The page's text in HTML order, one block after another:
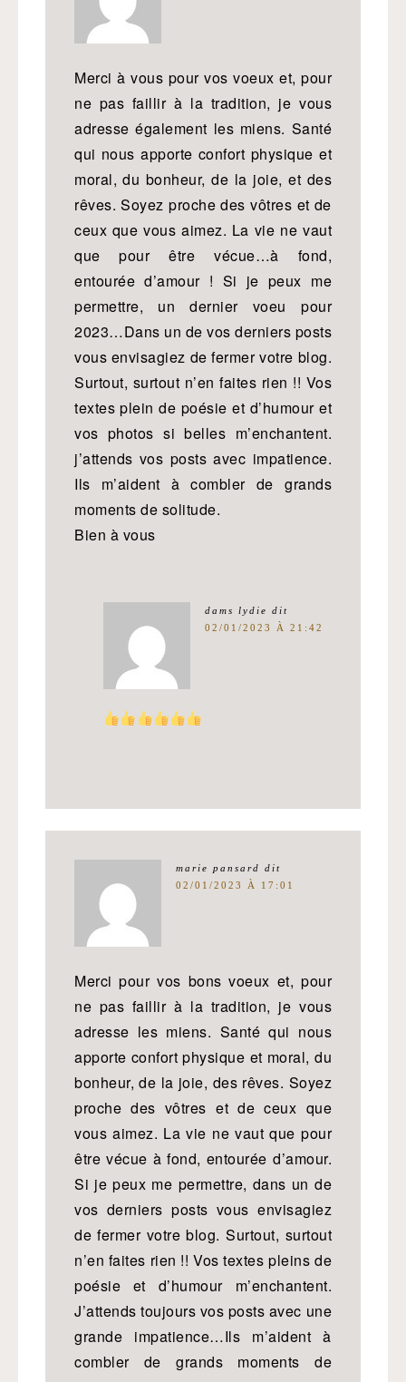
Merci à vous pour vos voeux et, pour
ne pas faillir à la tradition, je vous
adresse également les miens. Santé
qui nous apporte confort physique et
moral, du bonheur, de la joie, et des
rêves. Soyez proche des vôtres et de
ceux que vous aimez. La vie ne vaut
que pour être vécue…à fond,
entourée d’amour ! Si je peux me
permettre, un dernier voeu pour
2023…Dans un de vos derniers posts
vous envisagiez de fermer votre blog.
Surtout, surtout n’en faites rien !! Vos
textes plein de poésie et d’humour et
vos photos si belles m’enchantent.
j’attends vos posts avec impatience.
Ils m’aident à combler de grands
moments de solitude.
Bien à vous
dams lydie dit
02/01/2023 À 21:42
marie pansard dit
02/01/2023 À 17:01
Merci pour vos bons voeux et, pour
ne pas faillir à la tradition, je vous
adresse les miens. Santé qui nous
apporte confort physique et moral, du
bonheur, de la joie, des rêves. Soyez
proche des vôtres et de ceux que
vous aimez. La vie ne vaut que pour
être vécue à fond, entourée d’amour.
Si je peux me permettre, dans un de
vos derniers posts vous envisagiez
de fermer votre blog. Surtout, surtout
n’en faites rien !! Vos textes pleins de
poésie et d’humour m’enchantent.
J’attends toujours vos posts avec une
grande impatience…Ils m’aident à
combler de grands moments de